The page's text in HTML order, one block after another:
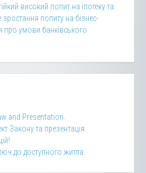
високий попит на іпотеку та
попиту на бізнес-
про умови банківського
and Presentation.
Закону та презентація.
до доступного житла